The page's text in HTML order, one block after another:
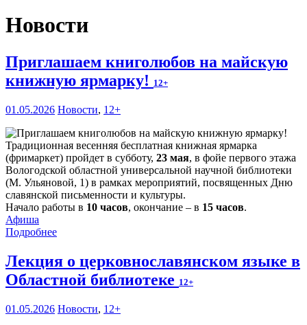
Новости
Приглашаем книголюбов на майскую
книжную ярмарку! 12+
01.05.2026 Новости, 12+
Традиционная весенняя бесплатная книжная ярмарка
(фримаркет) пройдет в субботу, 23 мая, в фойе первого этажа
Вологодской областной универсальной научной библиотеки
(М. Ульяновой, 1) в рамках мероприятий, посвященных Дню
славянской письменности и культуры.
Начало работы в 10 часов, окончание – в 15 часов.
Афиша
Подробнее
Лекция о церковнославянском языке в
Областной библиотеке 12+
01.05.2026 Новости, 12+